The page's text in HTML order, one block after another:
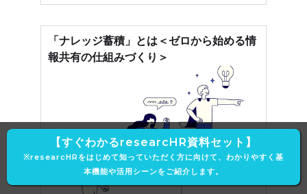
「ナレッジ蓄積」とは＜ゼロから始める情
報共有の仕組みづくり＞
【すぐわかるresearcHR資料セット】
※researcHRをはじめて知っていただく方に向けて、わかりやすく基
本機能や活用シーンをご紹介します。